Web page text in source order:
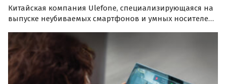
Китайская компания Ulefone, специализирующаяся на
выпуске неубиваемых смартфонов и умных носителей,
названием Ulefone Tab A7 получила довольно
интересный дизайн и 10,1-дюймовый дисплей с
разрешением…